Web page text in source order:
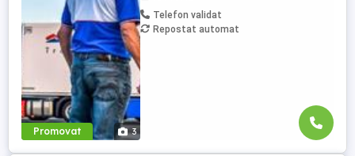
Promovat 3
sau fără experiență și echipaje pentru
transport internațional. Beneficii: training
de inițiere la începutul activității în cadrul
Telefon validat
Repostat automat